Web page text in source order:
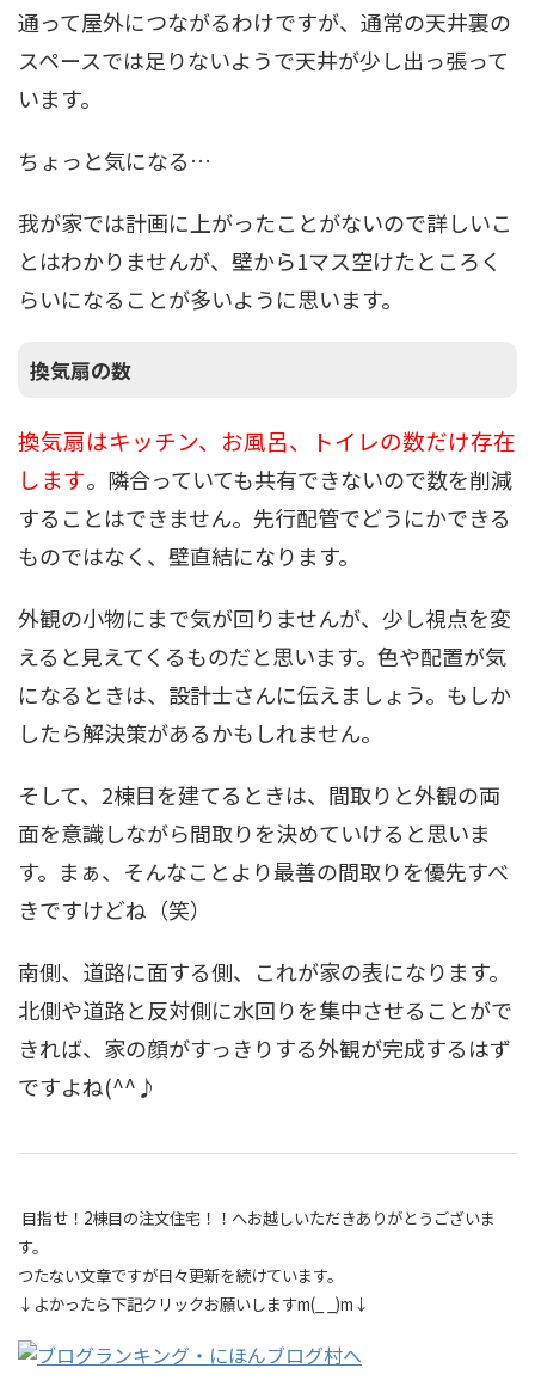
通って屋外につながるわけですが、通常の天井裏の
スペースでは足りないようで天井が少し出っ張って
います。
ちょっと気になる…
我が家では計画に上がったことがないので詳しいこ
とはわかりませんが、壁から1マス空けたところく
らいになることが多いように思います。
換気扇の数
換気扇はキッチン、お風呂、トイレの数だけ存在
します。隣合っていても共有できないので数を削減
することはできません。先行配管でどうにかできる
ものではなく、壁直結になります。
外観の小物にまで気が回りませんが、少し視点を変
えると見えてくるものだと思います。色や配置が気
になるときは、設計士さんに伝えましょう。もしか
したら解決策があるかもしれません。
そして、2棟目を建てるときは、間取りと外観の両
面を意識しながら間取りを決めていけると思いま
す。まぁ、そんなことより最善の間取りを優先すべ
きですけどね（笑）
南側、道路に面する側、これが家の表になります。
北側や道路と反対側に水回りを集中させることがで
きれば、家の顔がすっきりする外観が完成するはず
ですよね(^^♪
目指せ！2棟目の注文住宅！！へお越しいただきありがとうございま
す。
つたない文章ですが日々更新を続けています。
↓よかったら下記クリックお願いしますm(_ _)m↓